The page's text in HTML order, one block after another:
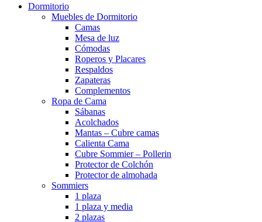
Dormitorio
Muebles de Dormitorio
Camas
Mesa de luz
Cómodas
Roperos y Placares
Respaldos
Zapateras
Complementos
Ropa de Cama
Sábanas
Acolchados
Mantas – Cubre camas
Calienta Cama
Cubre Sommier – Pollerin
Protector de Colchón
Protector de almohada
Sommiers
1 plaza
1 plaza y media
2 plazas